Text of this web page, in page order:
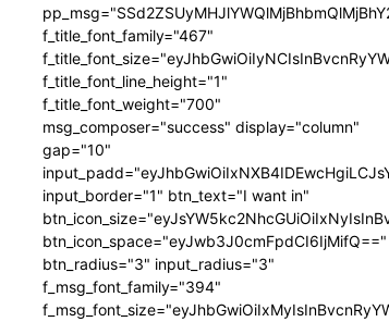
f_title_font_family="467"
f_title_font_line_height="1"
f_title_font_weight="700"
msg_composer="success" display="column"
gap="10"
input_border="1" btn_text="I want in"
btn_icon_space="eyJwb3J0cmFpdCI6IjMifQ=="
btn_radius="3" input_radius="3"
f_msg_font_family="394"